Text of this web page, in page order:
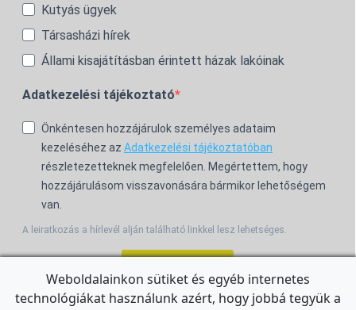
Kutyás ügyek
Társasházi hírek
Állami kisajátításban érintett házak lakóinak
Adatkezelési tájékoztató
Önkéntesen hozzájárulok személyes adataim
kezeléséhez az Adatkezelési tájékoztatóban
részletezetteknek megfelelően. Megértettem, hogy
hozzájárulásom visszavonására bármikor lehetőségem
van.
A leiratkozás a hírlevél alján található linkkel lesz lehetséges.
Weboldalainkon sütiket és egyéb internetes
technológiákat használunk azért, hogy jobbá tegyük a